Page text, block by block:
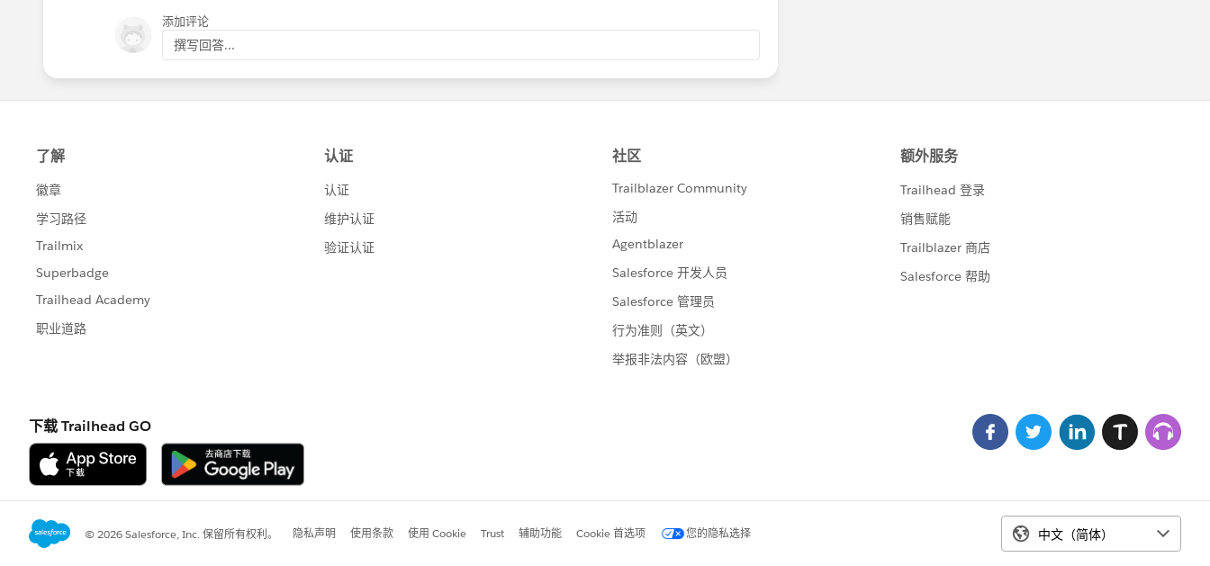
添加评论
撰写回答...